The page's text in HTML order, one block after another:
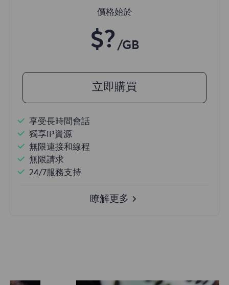
價格始於
$? /GB
立即購買
享受長時間會話
獨享IP資源
無限連接和線程
無限請求
24/7服務支持
瞭解更多